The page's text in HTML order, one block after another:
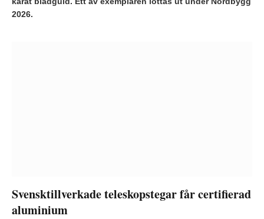
2026.
Svensktillverkade teleskopstegar får certifierad
aluminium